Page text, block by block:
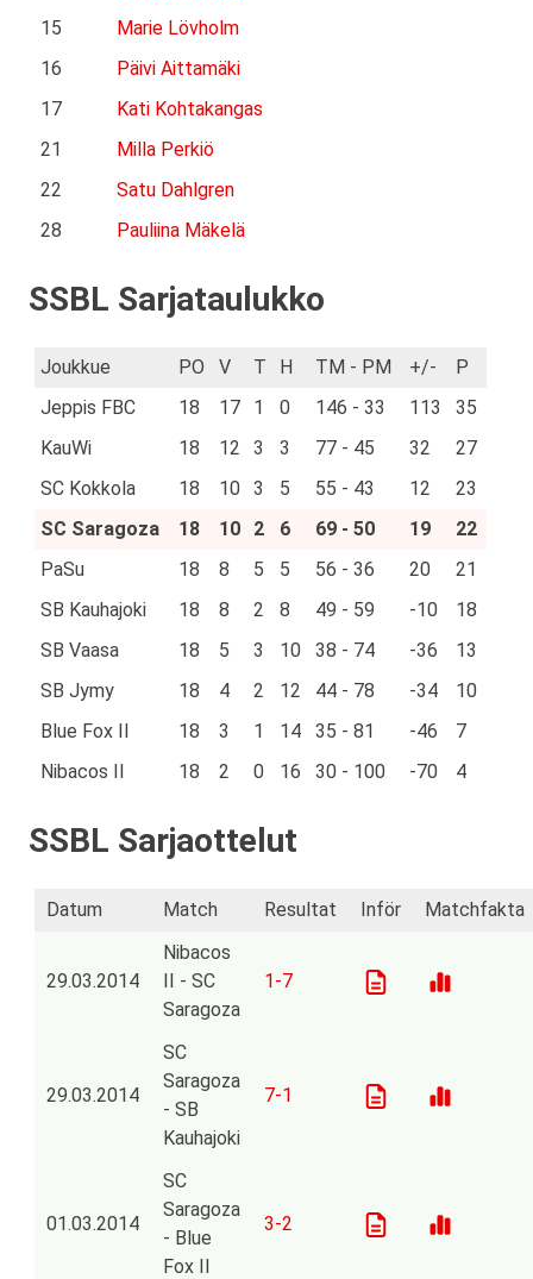
15
Marie Lövholm
16
Päivi Aittamäki
17
Kati Kohtakangas
21
Milla Perkiö
22
Satu Dahlgren
28
Pauliina Mäkelä
SSBL Sarjataulukko
Joukkue PO V T H TM - PM +/-
P
Jeppis FBC
18 17 1 0 146 - 33 113
35
KauWi
18 12 3 3 77 - 45 32
27
SC Kokkola
18 10 3 5 55 - 43 12
23
SC Saragoza
18 10 2 6 69 - 50 19
22
PaSu
18 8 5 5 56 - 36 20
21
SB Kauhajoki
18 8 2 8 49 - 59 -10
18
SB Vaasa
18 5 3 10 38 - 74 -36
13
SB Jymy
18 4 2 12 44 - 78 -34
10
Blue Fox II
18 3 1 14 35 - 81 -46
7
Nibacos II
18 2 0 16 30 - 100 -70 4
SSBL Sarjaottelut
Datum Match Resultat Inför Matchfakta
29.03.2014
Nibacos
II - SC
Saragoza
1-7
29.03.2014
SC
Saragoza
- SB
Kauhajoki
7-1
01.03.2014
SC
Saragoza
- Blue
Fox II
3-2